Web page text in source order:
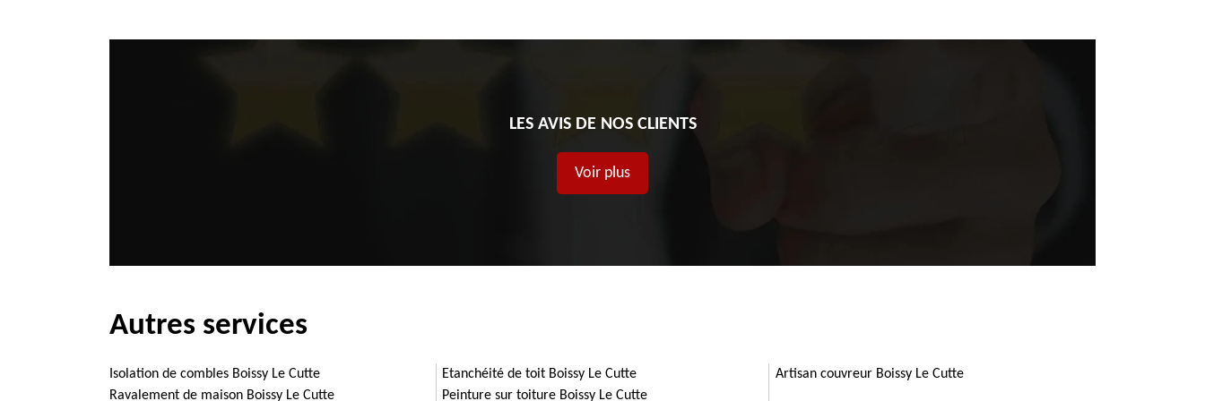
LES AVIS DE NOS CLIENTS
Voir plus
Autres services
Isolation de combles Boissy Le Cutte
Ravalement de maison Boissy Le Cutte
Etanchéité de toit Boissy Le Cutte
Peinture sur toiture Boissy Le Cutte
Artisan couvreur Boissy Le Cutte